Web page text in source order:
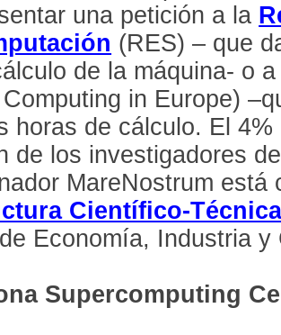
una petición a la
(RES) – que
de la máquina- o
in Europe)
horas de cálculo. El
de los investigadores
MareNostrum está
Científico-
Economía, Industria y
Supercomputing